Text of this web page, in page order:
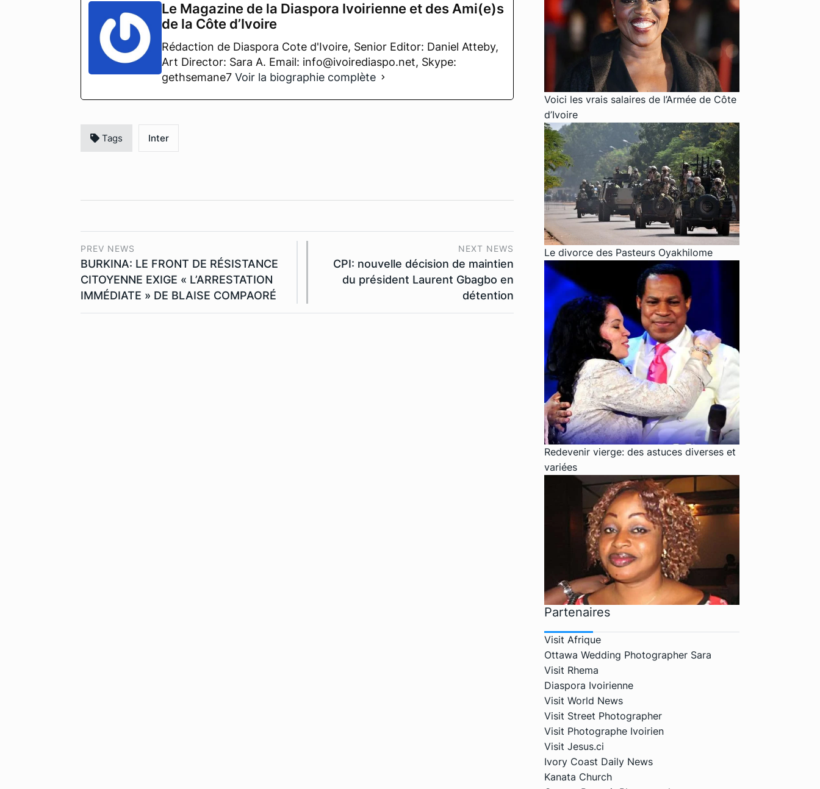
Le Magazine de la Diaspora Ivoirienne et des Ami(e)s
de la Côte d’Ivoire
Rédaction de Diaspora Cote d'Ivoire, Senior Editor: Daniel Atteby,
Art Director: Sara A. Email: info@ivoirediaspo.net, Skype:
gethsemane7 Voir la biographie complète
Tags Inter
PREV NEWS
BURKINA: LE FRONT DE RÉSISTANCE
CITOYENNE EXIGE « L’ARRESTATION
IMMÉDIATE » DE BLAISE COMPAORÉ
NEXT NEWS
CPI: nouvelle décision de maintien
du président Laurent Gbagbo en
détention
Voici les vrais salaires de l’Armée de Côte
d’Ivoire
Le divorce des Pasteurs Oyakhilome
Redevenir vierge: des astuces diverses et
variées
Partenaires
Visit Afrique
Ottawa Wedding Photographer Sara
Visit Rhema
Diaspora Ivoirienne
Visit World News
Visit Street Photographer
Visit Photographe Ivoirien
Visit Jesus.ci
Ivory Coast Daily News
Kanata Church